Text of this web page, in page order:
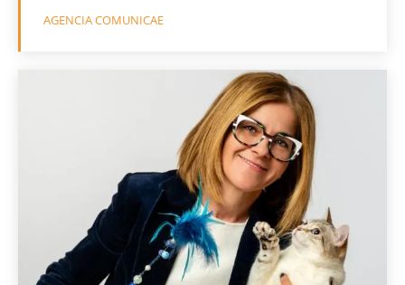
AGENCIA COMUNICAE